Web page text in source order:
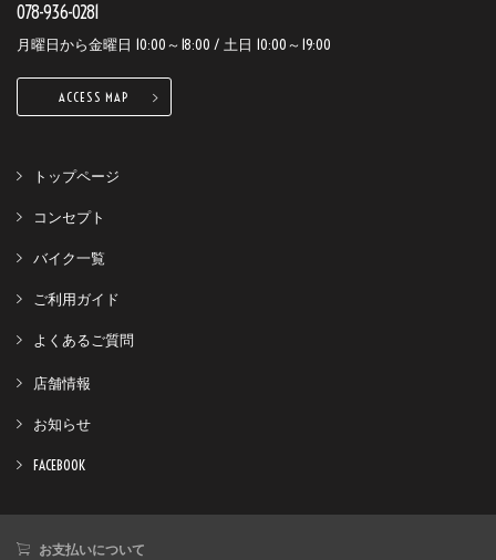
078-936-0281
月曜日から金曜日 10:00～18:00 / 土日 10:00～19:00
ACCESS MAP
トップページ
コンセプト
バイク一覧
ご利用ガイド
よくあるご質問
店舗情報
お知らせ
FACEBOOK
お支払いについて